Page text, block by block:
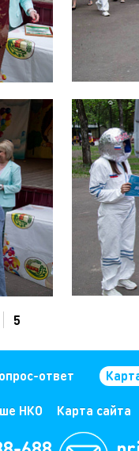
5
ответ
НКО Карта сайта